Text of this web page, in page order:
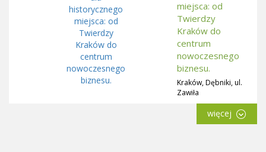
miejsca: od
Twierdzy
Kraków do
centrum
nowoczesnego
biznesu.
Kraków, Dębniki, ul.
Zawiła
więcej